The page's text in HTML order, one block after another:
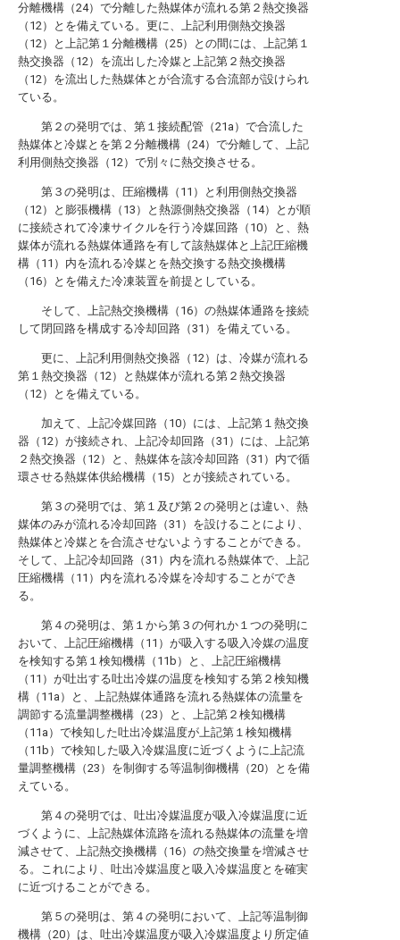
分離機構（24）で分離した熱媒体が流れる第２熱交換器
（12）とを備えている。更に、上記利用側熱交換器
（12）と上記第１分離機構（25）との間には、上記第１
熱交換器（12）を流出した冷媒と上記第２熱交換器
（12）を流出した熱媒体とが合流する合流部が設けられ
ている。
第２の発明では、第１接続配管（21a）で合流した
熱媒体と冷媒とを第２分離機構（24）で分離して、上記
利用側熱交換器（12）で別々に熱交換させる。
第３の発明は、圧縮機構（11）と利用側熱交換器
（12）と膨張機構（13）と熱源側熱交換器（14）とが順
に接続されて冷凍サイクルを行う冷媒回路（10）と、熱
媒体が流れる熱媒体通路を有して該熱媒体と上記圧縮機
構（11）内を流れる冷媒とを熱交換する熱交換機構
（16）とを備えた冷凍装置を前提としている。
そして、上記熱交換機構（16）の熱媒体通路を接続
して閉回路を構成する冷却回路（31）を備えている。
更に、上記利用側熱交換器（12）は、冷媒が流れる
第１熱交換器（12）と熱媒体が流れる第２熱交換器
（12）とを備えている。
加えて、上記冷媒回路（10）には、上記第１熱交換
器（12）が接続され、上記冷却回路（31）には、上記第
２熱交換器（12）と、熱媒体を該冷却回路（31）内で循
環させる熱媒体供給機構（15）とが接続されている。
第３の発明では、第１及び第２の発明とは違い、熱
媒体のみが流れる冷却回路（31）を設けることにより、
熱媒体と冷媒とを合流させないようすることができる。
そして、上記冷却回路（31）内を流れる熱媒体で、上記
圧縮機構（11）内を流れる冷媒を冷却することができ
る。
第４の発明は、第１から第３の何れか１つの発明に
おいて、上記圧縮機構（11）が吸入する吸入冷媒の温度
を検知する第１検知機構（11b）と、上記圧縮機構
（11）が吐出する吐出冷媒の温度を検知する第２検知機
構（11a）と、上記熱媒体通路を流れる熱媒体の流量を
調節する流量調整機構（23）と、上記第２検知機構
（11a）で検知した吐出冷媒温度が上記第１検知機構
（11b）で検知した吸入冷媒温度に近づくように上記流
量調整機構（23）を制御する等温制御機構（20）とを備
えている。
第４の発明では、吐出冷媒温度が吸入冷媒温度に近
づくように、上記熱媒体流路を流れる熱媒体の流量を増
減させて、上記熱交換機構（16）の熱交換量を増減させ
る。これにより、吐出冷媒温度と吸入冷媒温度とを確実
に近づけることができる。
第５の発明は、第４の発明において、上記等温制御
機構（20）は、吐出冷媒温度が吸入冷媒温度より所定値